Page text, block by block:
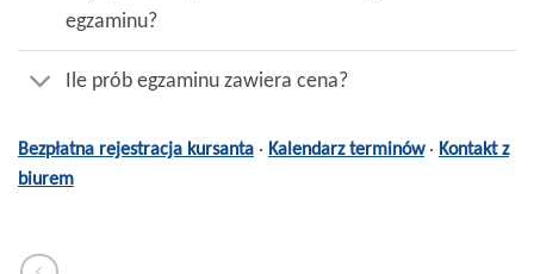
egzaminu?
Ile prób egzaminu zawiera cena?
Bezpłatna rejestracja kursanta · Kalendarz terminów· Kontakt z
biurem